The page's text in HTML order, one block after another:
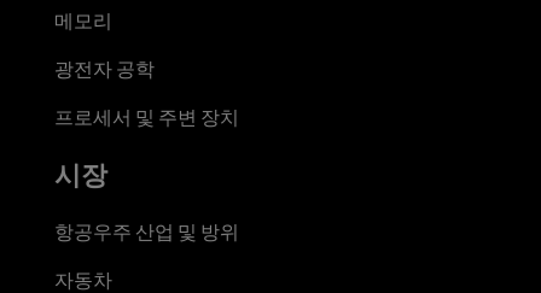
메모리
광전자 공학
프로세서 및 주변 장치
시장
항공우주 산업 및 방위
자동차